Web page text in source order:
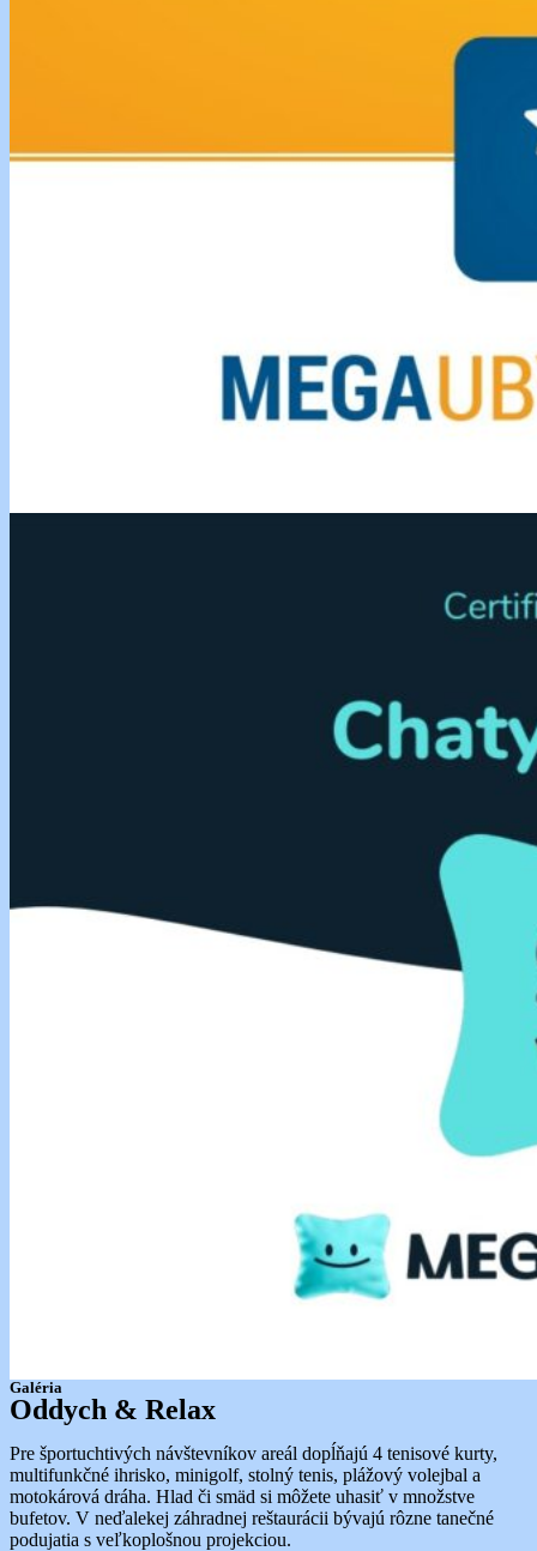
Galéria
Oddych & Relax
Pre športuchtivých návštevníkov areál dopĺňajú 4 tenisové kurty,
multifunkčné ihrisko, minigolf, stolný tenis, plážový volejbal a
motokárová dráha. Hlad či smäd si môžete uhasiť v množstve
bufetov. V neďalekej záhradnej reštaurácii bývajú rôzne tanečné
podujatia s veľkoplošnou projekciou.